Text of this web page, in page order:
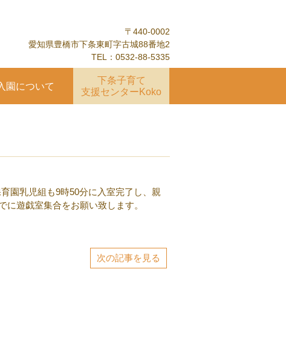
〒440-0002
愛知県豊橋市下条東町字古城88番地2
TEL：0532-88-5335
園について
下条子育て
支援センターKoko
園乳児組も9時50分に入室完了し、親
遊戯室集合をお願い致します。
次の記事を見る